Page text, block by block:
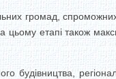
громад,
етапі також
будівництва,